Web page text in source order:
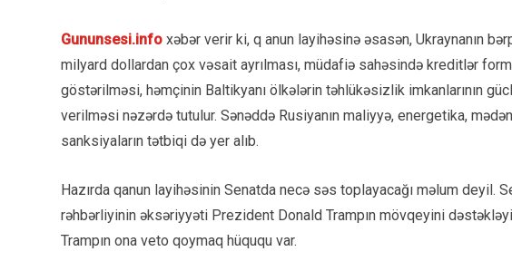
Gununsesi.info xəbər verir ki, q anun layihəsinə əsasən, Ukraynanın
milyard dollardan çox vəsait ayrılması, müdafiə sahəsində kreditlər
göstərilməsi, həmçinin Baltikyanı ölkələrin təhlükəsizlik imkanlarının
verilməsi nəzərdə tutulur. Sənəddə Rusiyanın maliyyə, energetika,
sanksiyaların tətbiqi də yer alıb.
Hazırda qanun layihəsinin Senatda necə səs toplayacağı məlum deyil.
rəhbərliyinin əksəriyyəti Prezident Donald Trampın mövqeyini
Trampın ona veto qoymaq hüququ var.